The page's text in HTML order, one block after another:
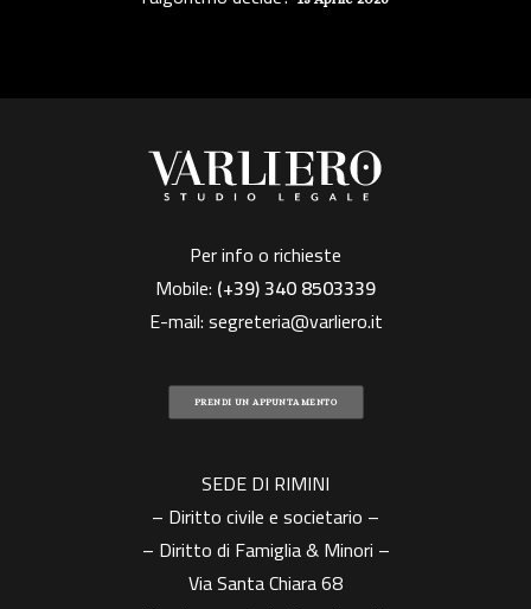
Per info o richieste
Mobile: (+39)340 8503339
E-mail:segreteria@varliero.it
PRENDI UN APPUNTAMENTO
SEDE DI RIMINI
– Diritto civile e societario –
– Diritto di Famiglia & Minori –
Via Santa Chiara 68